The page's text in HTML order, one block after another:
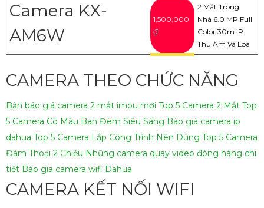
Camera KX-
AM6W
1,500,000
₫
2 Mắt Trong
Nhà 6.0 MP Full
Color 30m IP
Thu Âm Và Loa
CAMERA THEO CHỨC NĂNG
Bản báo giá camera 2 mắt imou mới Top 5 Camera 2 Mắt Top
5 Camera Có Màu Ban Đêm Siêu Sáng Báo giá camera ip
dahua Top 5 Camera Lắp Công Trình Nên Dùng Top 5 Camera
Đàm Thoại 2 Chiều Những camera quay video đóng hàng chi
tiết Báo gia camera wifi Dahua
CAMERA KẾT NỐI WIFI